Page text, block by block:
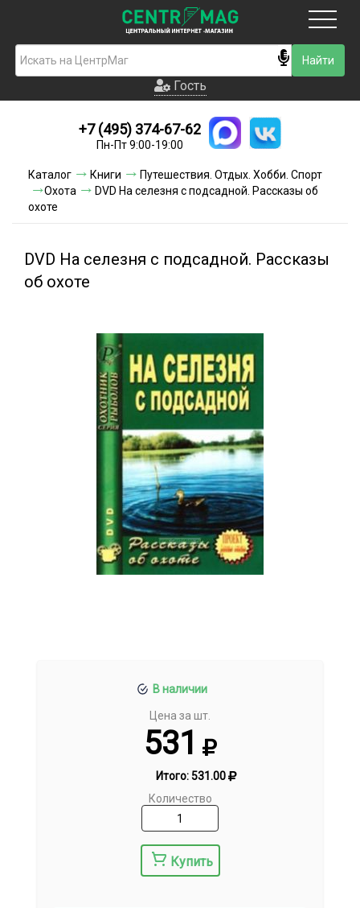
Гость
Новинки
Условия доставки
Гость
+7 (495) 374-67-62
Пн-Пт 9:00-19:00
Каталог Книги
Путешествия. Отдых. Хобби. Спорт
Охота
DVD На селезня с подсадной. Рассказы об
охоте
DVD На селезня с подсадной. Рассказы
об охоте
В наличии
Цена за шт.
531
Итого:531.00
Количество
Купить